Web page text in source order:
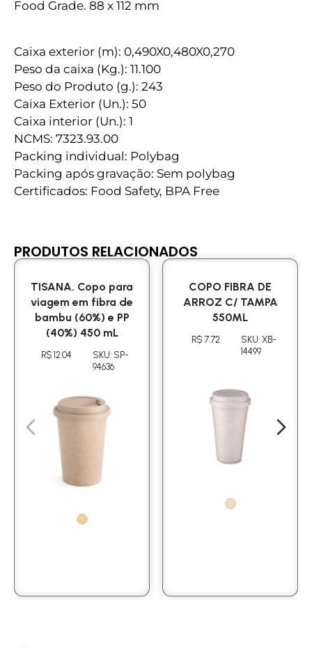
Food Grade. 88 x 112 mm
Caixa exterior (m): 0,490X0,480X0,270
Peso da caixa (Kg.): 11.100
Peso do Produto (g.): 243
Caixa Exterior (Un.): 50
Caixa interior (Un.): 1
NCMS: 7323.93.00
Packing individual: Polybag
Packing após gravação: Sem polybag
Certificados: Food Safety, BPA Free
PRODUTOS RELACIONADOS
TISANA. Copo para
viagem em fibra de
bambu (60%) e PP
(40%) 450 mL
R$ 12.04
SKU: SP-
94636
COPO FIBRA DE
ARROZ C/ TAMPA
550ML
R$ 7.72
SKU: XB-
14499